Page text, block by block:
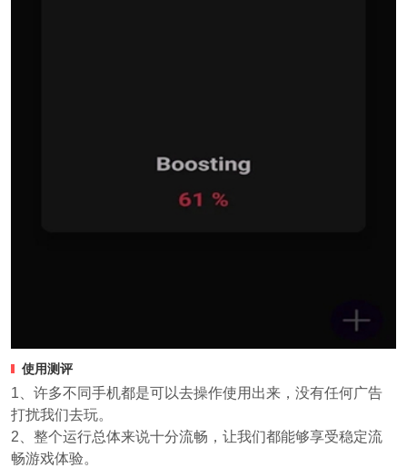
使用测评
1、许多不同手机都是可以去操作使用出来，没有任何广告
打扰我们去玩。
2、整个运行总体来说十分流畅，让我们都能够享受稳定流
畅游戏体验。